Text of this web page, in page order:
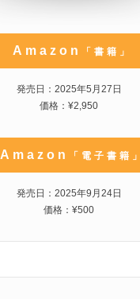
Amazon 「書籍」
発売日：2025年5月27日
価格：¥2,950
Amazon 「電子書籍」
発売日：2025年9月24日
価格：¥500